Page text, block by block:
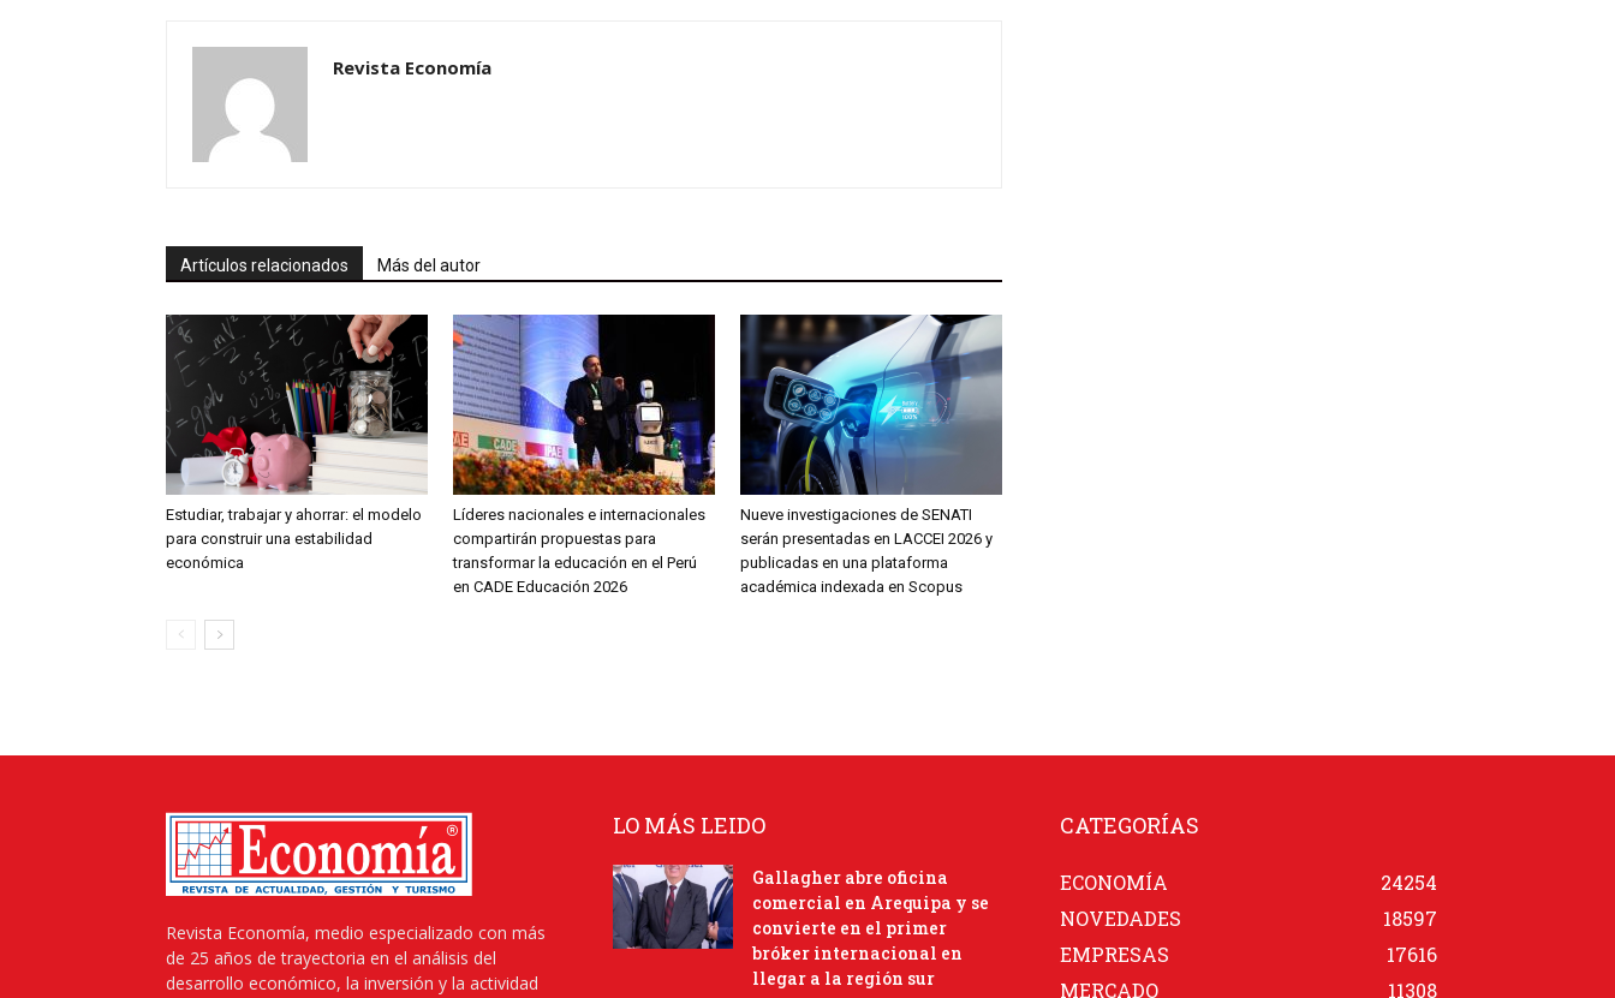
Revista Economía
Artículos relacionados Más del autor
Estudiar, trabajar y ahorrar: el modelo
para construir una estabilidad
económica
Líderes nacionales e internacionales
compartirán propuestas para
transformar la educación en el Perú
en CADE Educación 2026
Nueve investigaciones de SENATI
serán presentadas en LACCEI 2026 y
publicadas en una plataforma
académica indexada en Scopus
Revista Economía, medio especializado con más
de 25 años de trayectoria en el análisis del
desarrollo económico, la inversión y la actividad
LO MÁS LEIDO
Gallagher abre oficina
comercial en Arequipa y se
convierte en el primer
bróker internacional en
llegar a la región sur
CATEGORÍAS
ECONOMÍA
24254
NOVEDADES
18597
EMPRESAS
17616
MERCADO
11308